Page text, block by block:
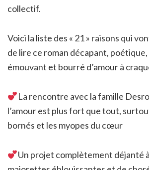
collectif.
Voici la liste des « 21 » raisons qui
de lire ce roman décapant,
émouvant et bourré d’amour à
La rencontre avec la famille
l’amour est plus fort que tout,
bornés et les myopes du cœur
Un projet complètement déjanté